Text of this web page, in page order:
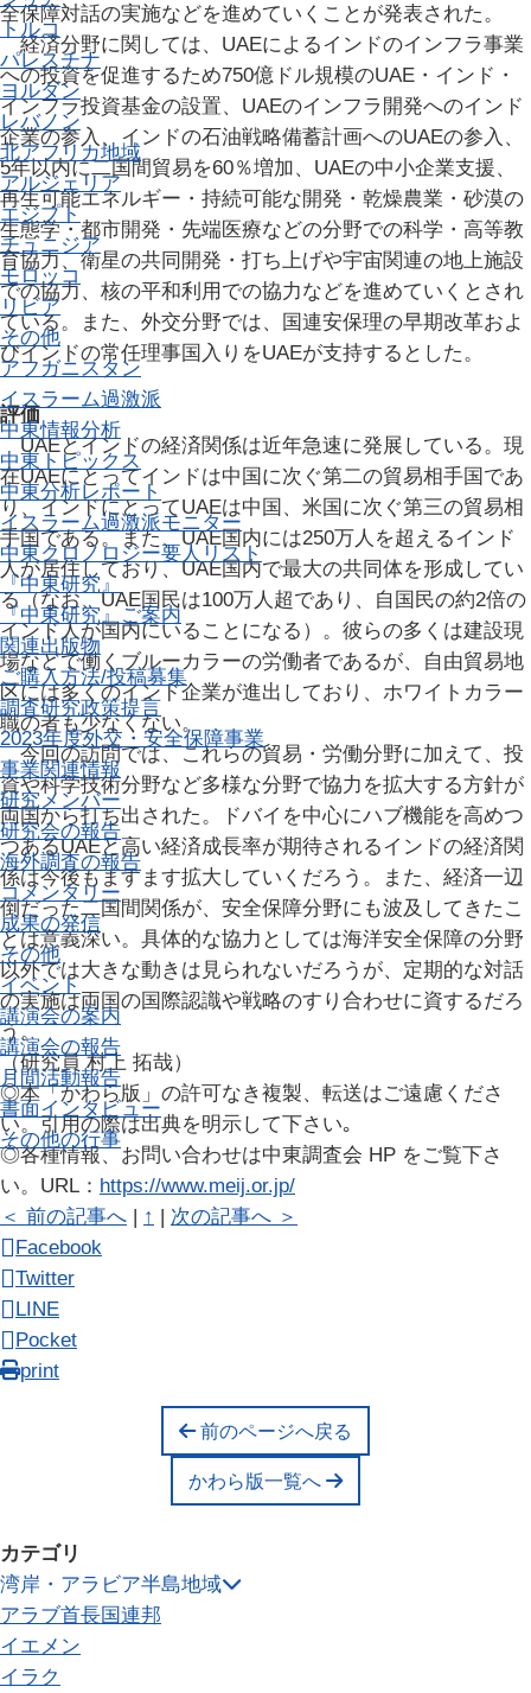
トルコ
パレスチナ
ヨルダン
レバノン
北アフリカ地域
アルジェリア
エジプト
チュニジア
モロッコ
リビア
その他
アフガニスタン
イスラーム過激派
中東情報分析
中東トピックス
中東分析レポート
イスラーム過激派モニター
中東クロノロジー要人リスト
『中東研究』
『中東研究』ご案内
関連出版物
ご購入方法/投稿募集
調査研究政策提言
2023年度外交・安全保障事業
事業関連情報
研究メンバー
研究会の報告
海外調査の報告
コメンタリー
成果の発信
その他
イベント
講演会の案内
講演会の報告
月間活動報告
書面インタビュー
その他の行事
全保障対話の実施などを進めていくことが発表された。
経済分野に関しては、UAEによるインドのインフラ事業
への投資を促進するため750億ドル規模のUAE・インド・
インフラ投資基金の設置、UAEのインフラ開発へのインド
企業の参入、インドの石油戦略備蓄計画へのUAEの参入、
5年以内に二国間貿易を60％増加、UAEの中小企業支援、
再生可能エネルギー・持続可能な開発・乾燥農業・砂漠の
生態学・都市開発・先端医療などの分野での科学・高等教
育協力、衛星の共同開発・打ち上げや宇宙関連の地上施設
での協力、核の平和利用での協力などを進めていくとされ
ている。また、外交分野では、国連安保理の早期改革およ
びインドの常任理事国入りをUAEが支持するとした。
評価
UAEとインドの経済関係は近年急速に発展している。現
在UAEにとってインドは中国に次ぐ第二の貿易相手国であ
り、インドにとってUAEは中国、米国に次ぐ第三の貿易相
手国である。また、UAE国内には250万人を超えるインド
人が居住しており、UAE国内で最大の共同体を形成してい
る（なお、UAE国民は100万人超であり、自国民の約2倍の
インド人が国内にいることになる）。彼らの多くは建設現
場などで働くブルーカラーの労働者であるが、自由貿易地
区には多くのインド企業が進出しており、ホワイトカラー
職の者も少なくない。
今回の訪問では、これらの貿易・労働分野に加えて、投
資や科学技術分野など多様な分野で協力を拡大する方針が
両国から打ち出された。ドバイを中心にハブ機能を高めつ
つあるUAEと高い経済成長率が期待されるインドの経済関
係は今後もますます拡大していくだろう。また、経済一辺
倒だった二国間関係が、安全保障分野にも波及してきたこ
とは意義深い。具体的な協力としては海洋安全保障の分野
以外では大きな動きは見られないだろうが、定期的な対話
の実施は両国の国際認識や戦略のすり合わせに資するだろ
う。
（研究員 村上 拓哉）
◎本「かわら版」の許可なき複製、転送はご遠慮くださ
い。引用の際は出典を明示して下さい｡
◎各種情報、お問い合わせは中東調査会 HP をご覧下さ
い。URL： https://www.meij.or.jp/
＜ 前の記事へ | ↑ | 次の記事へ ＞
Facebook
Twitter
LINE
Pocket
print
前のページへ戻る
かわら版一覧へ
カテゴリ
湾岸・アラビア半島地域
アラブ首長国連邦
イエメン
イラク